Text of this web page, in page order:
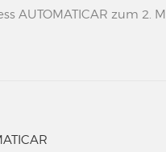
AUTOMATICAR zum 2.